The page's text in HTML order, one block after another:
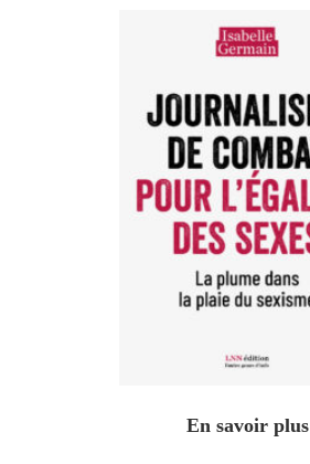
En savoir plus